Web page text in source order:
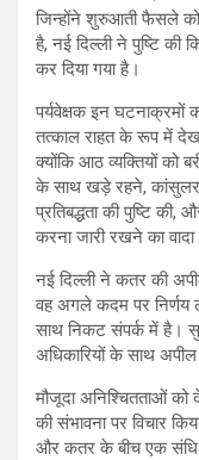
जिन्होंने शुरुआती फैसले को
है, नई दिल्ली ने पुष्टि की
कर दिया गया है।
पर्यवेक्षक इन
तत्काल राहत के रूप में
क्योंकि आठ व्यक्तियों को
के साथ खड़े रहने, कांसुलर
प्रतिबद्धता की पुष्टि
करना जारी रखने का वादा
नई दिल्ली ने कतर की
वह अगले कदम पर निर्णय
साथ निकट संपर्क में है।
अधिकारियों के साथ
मौजूदा अनिश्चितताओं को
की संभावना पर विचार
और कतर के बीच एक